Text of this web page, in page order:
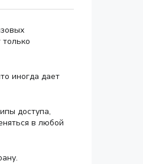
иногда дает
доступа,
в любой